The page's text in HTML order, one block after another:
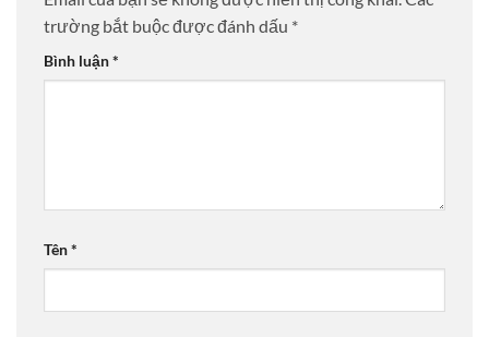
trường bắt buộc được đánh dấu *
Bình luận*
Tên*